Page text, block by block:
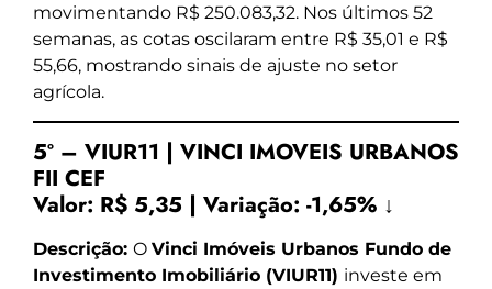
movimentando R$ 250.083,32. Nos últimos 52
semanas, as cotas oscilaram entre R$ 35,01 e R$
55,66, mostrando sinais de ajuste no setor
agrícola.
5º – VIUR11 | VINCI IMOVEIS URBANOS
FII CEF
Valor: R$ 5,35 | Variação: -1,65% ↓
Descrição: O Vinci Imóveis Urbanos Fundo de
Investimento Imobiliário (VIUR11) investe em